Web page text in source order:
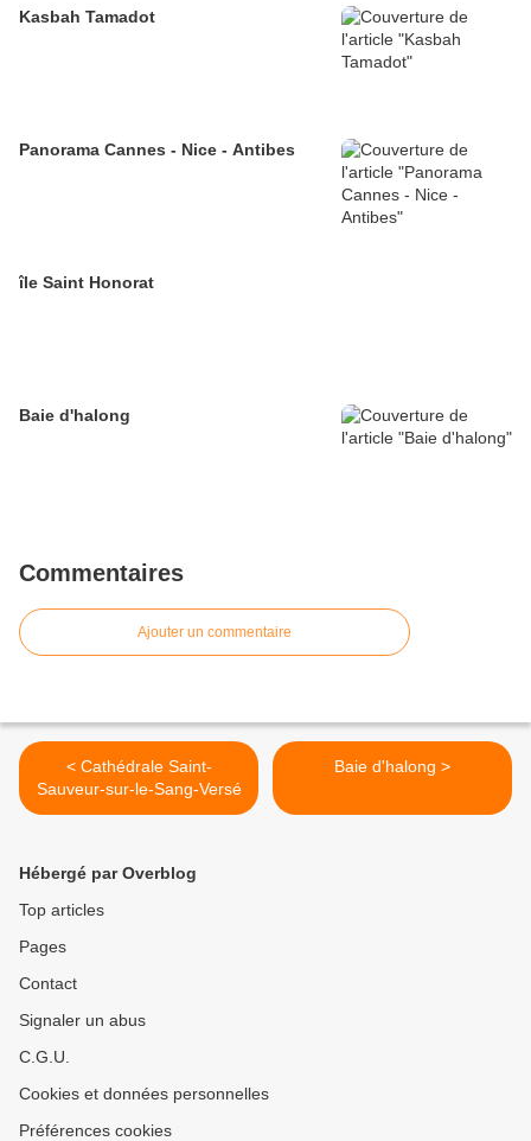
Kasbah Tamadot
Panorama Cannes - Nice - Antibes
île Saint Honorat
Baie d'halong
Commentaires
Ajouter un commentaire
< Cathédrale Saint-
Sauveur-sur-le-Sang-Versé
Baie d'halong >
Hébergé par Overblog
Top articles
Pages
Contact
Signaler un abus
C.G.U.
Cookies et données personnelles
Préférences cookies